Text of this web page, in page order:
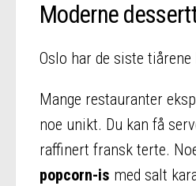
Moderne
Oslo har de siste
Mange restauranter
noe unikt. Du kan få
raffinert fransk terte.
popcorn-is med salt